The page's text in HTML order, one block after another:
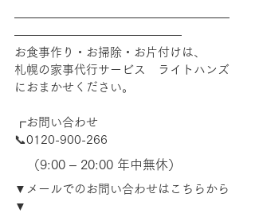
――――――――――――――――――
――――――――――――――
お食事作り・お掃除・お片付けは、
札幌の家事代行サービス　ライトハンズ
におまかせください。
┏お問い合わせ
📞0120-900-266
（9:00 – 20:00 年中無休）
▼メールでのお問い合わせはこちらから
▼